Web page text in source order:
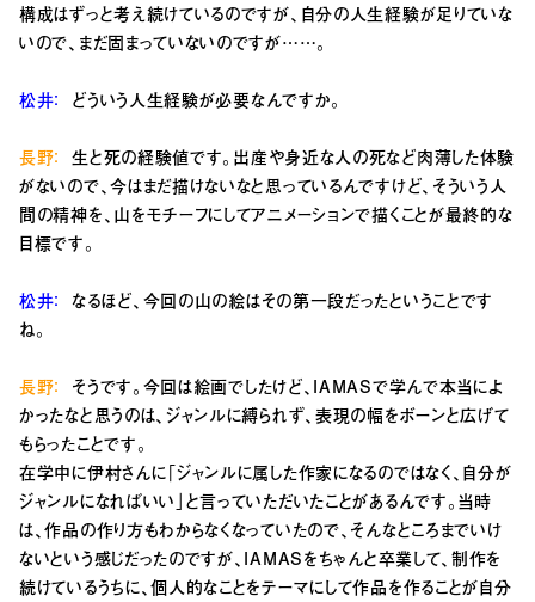
構成はずっと考え続けているのですが、自分の人生経験が足りていな
いので、まだ固まっていないのですが……。
松井： どういう人生経験が必要なんですか。
長野： 生と死の経験値です。出産や身近な人の死など肉薄した体験
がないので、今はまだ描けないなと思っているんですけど、そういう人
間の精神を、山をモチーフにしてアニメーションで描くことが最終的な
目標です。
松井： なるほど、今回の山の絵はその第一段だったということです
ね。
長野：
そうです。今回は絵画でしたけど、IAMASで学んで本当によ
かったなと思うのは、ジャンルに縛られず、表現の幅をボーンと広げて
もらったことです。
在学中に伊村さんに「ジャンルに属した作家になるのではなく、自分が
ジャンルになればいい」と言っていただいたことがあるんです。当時
は、作品の作り方もわからなくなっていたので、そんなところまでいけ
ないという感じだったのですが、IAMASをちゃんと卒業して、制作を
続けているうちに、個人的なことをテーマにして作品を作ることが自分